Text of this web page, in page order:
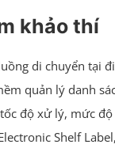
khảo thí
di chuyển
quản lý danh
độ xử lý, mức
Shelf